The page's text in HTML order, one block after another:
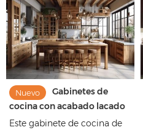
Nuevo
Gabinetes de
cocina con acabado lacado
de estilo rústico con patrón
Este gabinete de cocina de